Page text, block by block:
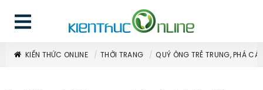
KIẾN THỨC ONLINE THỜI TRANG QUÝ ÔNG TRẺ TRUNG, PHÁ